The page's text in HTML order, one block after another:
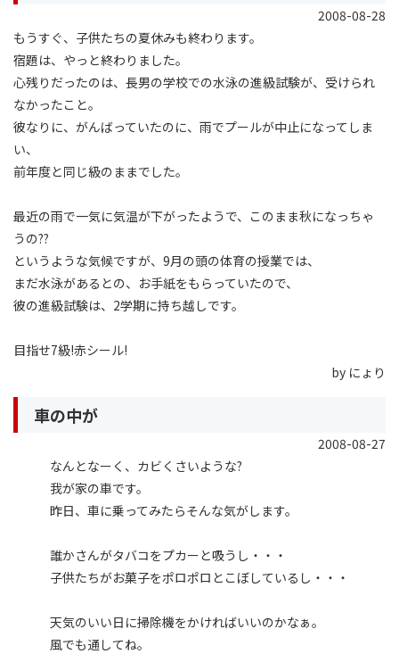
2008-08-28
もうすぐ、子供たちの夏休みも終わります。
宿題は、やっと終わりました。
心残りだったのは、長男の学校での水泳の進級試験が、受けられ
なかったこと。
彼なりに、がんばっていたのに、雨でプールが中止になってしま
い、
前年度と同じ級のままでした。
最近の雨で一気に気温が下がったようで、このまま秋になっちゃ
うの??
というような気候ですが、9月の頭の体育の授業では、
まだ水泳があるとの、お手紙をもらっていたので、
彼の進級試験は、2学期に持ち越しです。
目指せ7級!赤シール!
by にょり
車の中が
2008-08-27
なんとなーく、カビくさいような?
我が家の車です。
昨日、車に乗ってみたらそんな気がします。
誰かさんがタバコをプカーと吸うし・・・
子供たちがお菓子をポロポロとこぼしているし・・・
天気のいい日に掃除機をかければいいのかなぁ。
風でも通してね。